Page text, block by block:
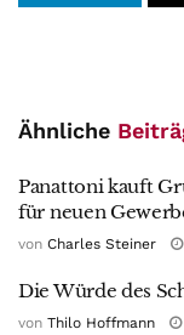
Ähnliche
Panattoni kauft
für neuen
von Charles Steiner
Die Würde des
von Thilo Hoffmann